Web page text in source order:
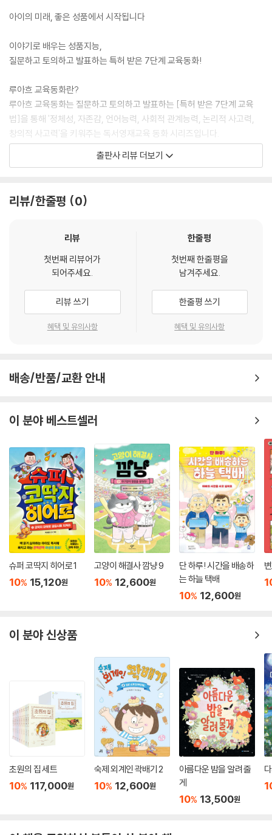
아이의 미래, 좋은 성품에서 시작됩니다
이야기로 배우는 성품지능,
질문하고 토의하고 발표하는 특허 받은 7단계 교육동화!
루아흐 교육동화란?
루아흐 교육동화는 질문하고 토의하고 발표하는 [특허 받은 7단계 교육
법]을 통해 '정체성, 자존감, 언어능력, 사회적 관계능력, 논리적 사고력,
창의적 사고력'을 키워주는 독서영재교육 동화 시리즈입니다.
좋은나무성품학교의 12성품을 탈무드, 이솝우화, 위인전, 고전 이야기로
풀어내어, QR코드 속 리듬 스토리 음원을 들으며 아이들이 이야기를 자연
다.
ㅡ 특허 받은 루아흐 교육의 비밀
아이들은 질문하고 → 토의하고 → 발표하며, 결과물을 만들어 전시하는
전인적·참여형 학습 과정을 경험합니다.
이 과정을 통해 '생각하고 느끼고 선택하는 힘'을 기르고 자기 생각을 자신
있게 표현하며, 다른 사람과 건강한 관계를 맺는 경험을 하게 됩니다.
루아흐 교육은 아이들의 정체성 및 자존감 확립, 언어능력 향상, 사회적 관
ㅡ 성품지능(SQ)을 높이는 12가지 성품이야기 시리즈
루아흐 교육동화는 좋은나무성품학교가 20여 년간 연구·개발해 온 12가
창의성, 정직, 지혜를 이야기 속에서 자연스럽게 배우도록 설계되었습니
다.
ㅡ 고전의 지혜로 배우는 성품
루아흐 교육동화는 링컨과 아인슈타인이 즐겨 읽은 이솝우화, 5천 년 지혜
와 논리의 정수 탈무드, 위인 이야기와 고전, 성경 등 인류의 지혜가 담긴
이야기들을 엄선하여 12가지 성품을 흥미진진하게 풀어낸 교육동화입니
다.
ㅡ PLUS! 70비트 스토리텔링
아동의 심박수(70-90bpm)에 맞춘 70비트 스토리 음원이 QR코드로
익히고 동화 스토리를 따라 하며 한글과 어린이 성품대화를 즐겁게 배울
수 있습니다.
루아흐 교육은 총체적인 언어 접근법(Whole Language Approach)을
활용하여 말하기, 듣기, 읽기, 쓰기 능력을 유기적으로 발달시킵니다. 또한
문학을 중심으로 산수, 음악, 미술, 신체 활동까지 연결되는 융합교육을 경
험하게 합니다.
루아흐 교육동화는 한글과 영어가 함께 수록된 이중언어 그림책입니다. 처
음에는 루아흐 스토리 듣기로 한글 이야기를 이해하고, 이야기의 흐름을
알고 난 뒤 영어 문장을 텍스트로 보며 영어를 자연스럽게 익히도록 구성
출판사 리뷰 더보기
리뷰/한줄평 0
리뷰
첫번째 리뷰어가
되어주세요.
리뷰 쓰기
혜택 및 유의사항
한줄평
첫번째 한줄평을
남겨주세요.
한줄평 쓰기
혜택 및 유의사항
배송/반품/교환 안내
이 분야 베스트셀러
슈퍼 코딱지 히어로 1
10% 15,120원
고양이 해결사 깜냥 9
10% 12,600원
단 하루! 시간을 배송하
는 하늘 택배
10% 12,600원
이 분야 신상품
초원의 집 세트
10% 117,000원
숙제 외계인 곽배기 2
10% 12,600원
아름다운 밤을 알려 줄
게
10% 13,500원